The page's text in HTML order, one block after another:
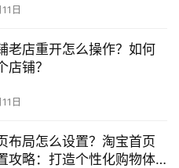
日
老店重开怎么操作？如何
店铺？
日
布局怎么设置？淘宝首页
攻略：打造个性化购物体